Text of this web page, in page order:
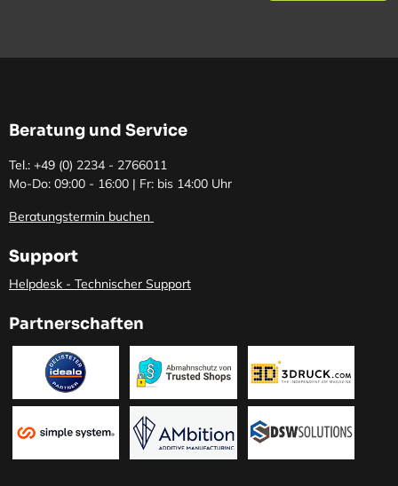
Beratung und Service
Tel.: +49 (0) 2234 - 2766011
Mo-Do: 09:00 - 16:00 | Fr: bis 14:00 Uhr
Beratungstermin buchen
Support
Helpdesk - Technischer Support
Partnerschaften